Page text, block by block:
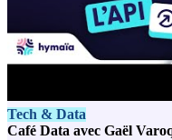
Tech & Data
Café Data avec Gaël